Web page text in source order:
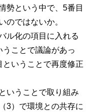
勢という中で、5番目
のではないか。
ル化の項目に入れる
ことで議論があっ
いうことで再度修正
いうことで取り組み
3）で環境との共存に